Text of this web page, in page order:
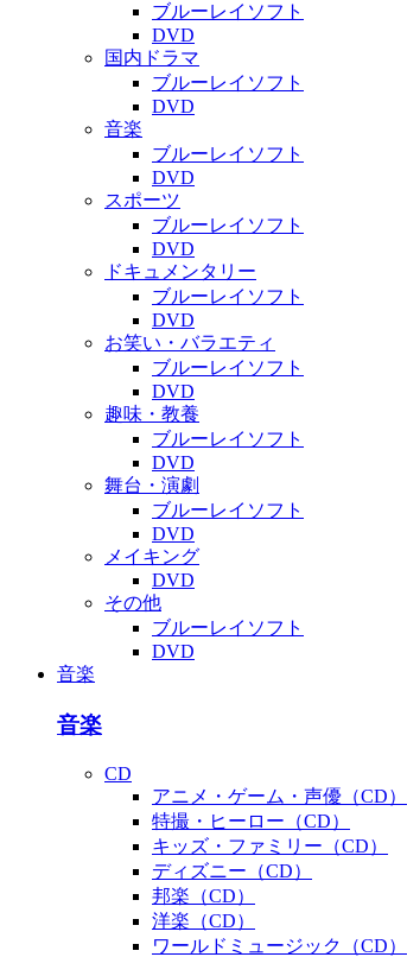
ブルーレイソフト
DVD
国内ドラマ
ブルーレイソフト
DVD
音楽
ブルーレイソフト
DVD
スポーツ
ブルーレイソフト
DVD
ドキュメンタリー
ブルーレイソフト
DVD
お笑い・バラエティ
ブルーレイソフト
DVD
趣味・教養
ブルーレイソフト
DVD
舞台・演劇
ブルーレイソフト
DVD
メイキング
DVD
その他
ブルーレイソフト
DVD
音楽
音楽
CD
アニメ・ゲーム・声優（CD）
特撮・ヒーロー（CD）
キッズ・ファミリー（CD）
ディズニー（CD）
邦楽（CD）
洋楽（CD）
ワールドミュージック（CD）